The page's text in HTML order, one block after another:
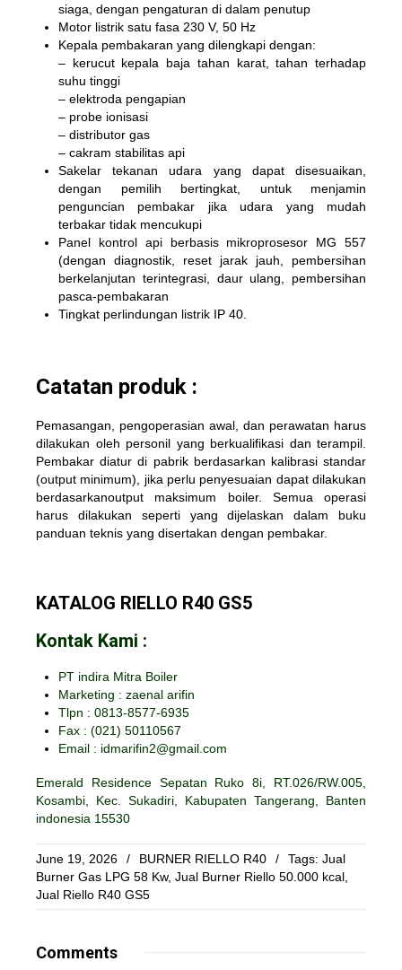
siaga, dengan pengaturan di dalam penutup
Motor listrik satu fasa 230 V, 50 Hz
Kepala pembakaran yang dilengkapi dengan:
– kerucut kepala baja tahan karat, tahan terhadap
suhu tinggi
– elektroda pengapian
– probe ionisasi
– distributor gas
– cakram stabilitas api
Sakelar tekanan udara yang dapat disesuaikan,
dengan pemilih bertingkat, untuk menjamin
penguncian pembakar jika udara yang mudah
terbakar tidak mencukupi
Panel kontrol api berbasis mikroprosesor MG 557
(dengan diagnostik, reset jarak jauh, pembersihan
berkelanjutan terintegrasi, daur ulang, pembersihan
pasca-pembakaran
Tingkat perlindungan listrik IP 40.
Catatan produk :
Pemasangan, pengoperasian awal, dan perawatan harus
dilakukan oleh personil yang berkualifikasi dan terampil.
Pembakar diatur di pabrik berdasarkan kalibrasi standar
(output minimum), jika perlu penyesuaian dapat dilakukan
berdasarkanoutput maksimum boiler. Semua operasi
harus dilakukan seperti yang dijelaskan dalam buku
panduan teknis yang disertakan dengan pembakar.
KATALOG RIELLO R40 GS5
Kontak Kami :
PT indira Mitra Boiler
Marketing : zaenal arifin
Tlpn : 0813-8577-6935
Fax : (021) 50110567
Email : idmarifin2@gmail.com
Emerald Residence Sepatan Ruko 8i, RT.026/RW.005,
Kosambi, Kec. Sukadiri, Kabupaten Tangerang, Banten
indonesia 15530
June 19, 2026 / BURNER RIELLO R40 / Tags: Jual
Burner Gas LPG 58 Kw, Jual Burner Riello 50.000 kcal
Jual Riello R40 GS5
Comments